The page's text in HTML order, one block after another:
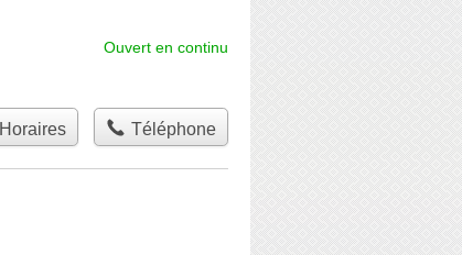
Ouvert en continu
Horaires Téléphone